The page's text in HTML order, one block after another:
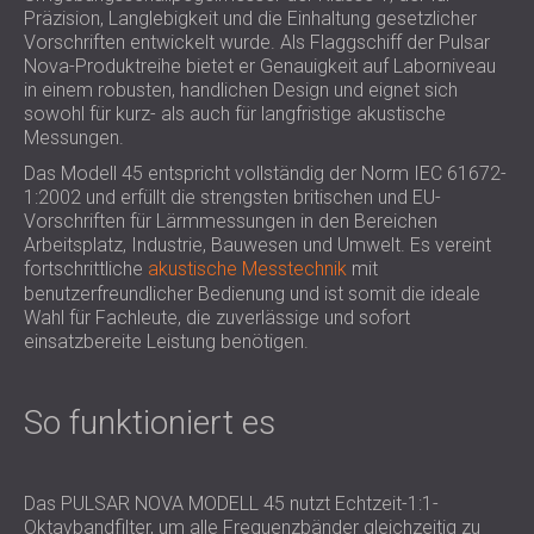
SCHALLSCHUTZ UND AKUSTIK FÜR
HALLEN
SCHALLDÄMMUNG UND
AKUSTIKLÖSUNGEN FÜR
EINZELHANDELSFLÄCHEN
SCHALLSCHUTZ UND AKUSTIK FÜR
BILDUNGSEINRICHTUNGEN
SCHALLSCHUTZ UND AKUSTIK FÜR
GESUNDHEITSEINRICHTUNGE
SCHALLSCHUTZ UND
AKUSTIKLÖSUNGEN FÜR DEN
AUDIOLOGIEBEREICH
AKUSTIKLÖSUNGEN FÜR
POLAND (PL)
FINLAND (FI)
РОССИЯ (RU)
USA (US)
SOUTH AFRICA (ZA)
Präzision, Langlebigkeit und die Einhaltung gesetzlicher
Vorschriften entwickelt wurde. Als Flaggschiff der Pulsar
Nova-Produktreihe bietet er Genauigkeit auf Laborniveau
in einem robusten, handlichen Design und eignet sich
sowohl für kurz- als auch für langfristige akustische
Messungen.
Das Modell 45 entspricht vollständig der Norm IEC 61672-
1:2002 und erfüllt die strengsten britischen und EU-
Vorschriften für Lärmmessungen in den Bereichen
Arbeitsplatz, Industrie, Bauwesen und Umwelt. Es vereint
fortschrittliche akustische Messtechnik mit
benutzerfreundlicher Bedienung und ist somit die ideale
Wahl für Fachleute, die zuverlässige und sofort
einsatzbereite Leistung benötigen.
So funktioniert es
Das PULSAR NOVA MODELL 45 nutzt Echtzeit-1:1-
Oktavbandfilter, um alle Frequenzbänder gleichzeitig zu